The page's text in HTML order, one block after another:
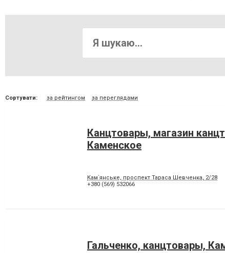
Сортувати: за рейтингом за переглядами
Канцтовары, магазин
Каменское
Кам`янське, проспект Тараса Шевченка, 2/28
+380 (569) 532066
Гальченко, канцтовары,